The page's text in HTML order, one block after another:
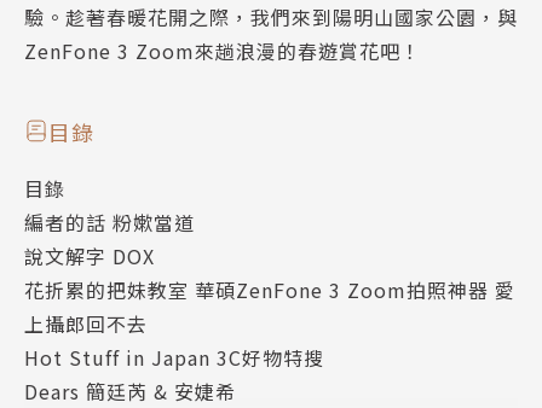
驗。趁著春暖花開之際，我們來到陽明山國家公園，與
ZenFone 3 Zoom來趟浪漫的春遊賞花吧！
目錄
目錄
編者的話 粉嫰當道
說文解字 DOX
花折累的把妹教室 華碩ZenFone 3 Zoom拍照神器 愛
上攝郎回不去
Hot Stuff in Japan 3C好物特搜
Dears 簡廷芮 & 安婕希